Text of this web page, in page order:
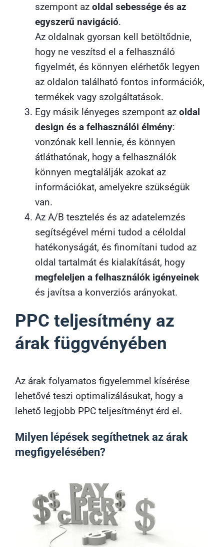
szempont az oldal sebessége és az
egyszerű navigáció.
Az oldalnak gyorsan kell betöltődnie,
hogy ne veszítsd el a felhasználó
figyelmét, és könnyen elérhetők legyen
az oldalon található fontos információk,
termékek vagy szolgáltatások.
Egy másik lényeges szempont az oldal
design és a felhasználói élmény:
vonzónak kell lennie, és könnyen
átláthatónak, hogy a felhasználók
könnyen megtalálják azokat az
információkat, amelyekre szükségük
van.
Az A/B tesztelés és az adatelemzés
segítségével mérni tudod a céloldal
hatékonyságát, és finomítani tudod az
oldal tartalmát és kialakítását, hogy
megfeleljen a felhasználók igényeinek
és javítsa a konverziós arányokat.
PPC teljesítmény az
árak függvényében
Az árak folyamatos figyelemmel kísérése
lehetővé teszi optimalizálásukat, hogy a
lehető legjobb PPC teljesítményt érd el.
Milyen lépések segíthetnek az árak
megfigyelésében?